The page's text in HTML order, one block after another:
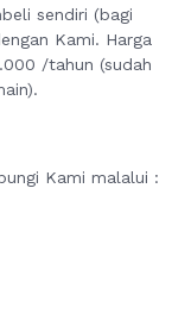
sendiri (bagi
Kami. Harga
/tahun (sudah
Kami malalui :